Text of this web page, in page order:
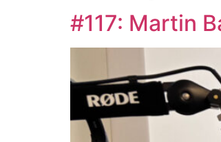
#117: Martin